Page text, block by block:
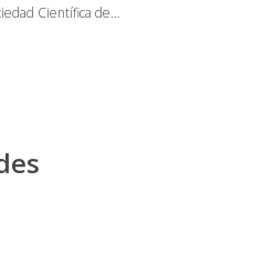
Científica de…